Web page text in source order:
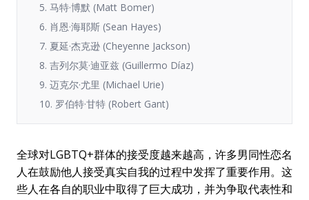
5. 马特·博默 (Matt Bomer)
6. 肖恩·海耶斯 (Sean Hayes)
7. 夏延·杰克逊 (Cheyenne Jackson)
8. 吉列尔莫·迪亚兹 (Guillermo Díaz)
9. 迈克尔·尤里 (Michael Urie)
10. 罗伯特·甘特 (Robert Gant)
全球对LGBTQ+群体的接受度越来越高，许多男同性恋名
人在鼓励他人接受真实自我的过程中发挥了重要作用。这
些人在各自的职业中取得了巨大成功，并为争取代表性和